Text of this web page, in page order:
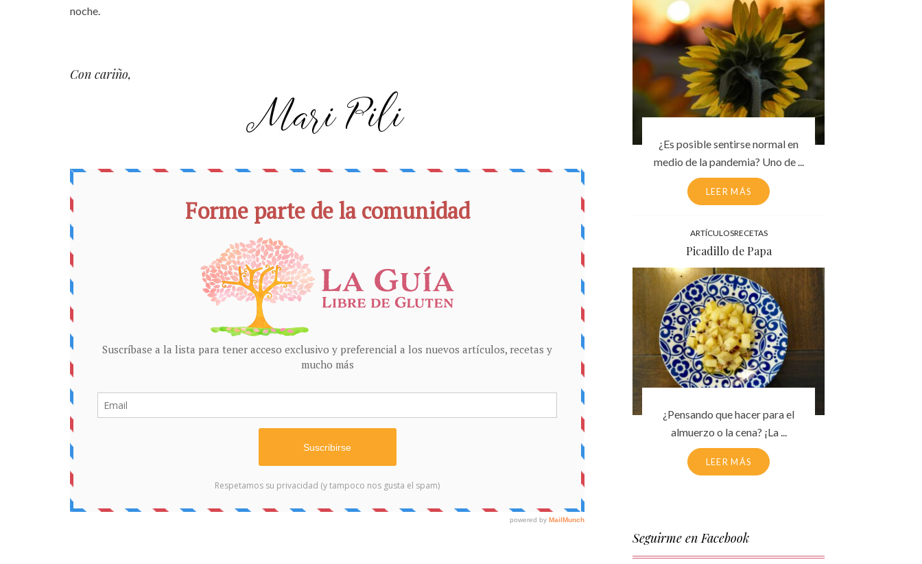
noche.
Con cariño,
¿Es posible sentirse normal en
medio de la pandemia? Uno de ...
LEER MÁS
ARTÍCULOSRECETAS
Picadillo de Papa
¿Pensando que hacer para el
almuerzo o la cena? ¡La ...
LEER MÁS
Seguirme en Facebook